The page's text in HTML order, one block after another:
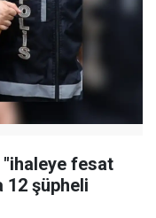
"ihaleye fesat
12 şüpheli